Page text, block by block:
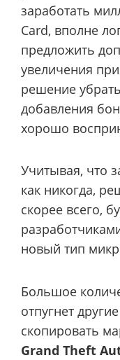
заработать
Card, вполне
предложить
увеличения
решение
добавления
хорошо
Учитывая, что
как никогда,
скорее всего,
новый тип
Большое
отпугнет другие
скопировать
Grand Theft